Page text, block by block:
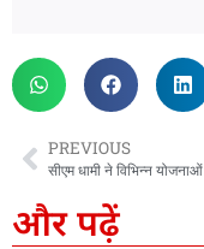
PREVIOUS
और पढ़ें